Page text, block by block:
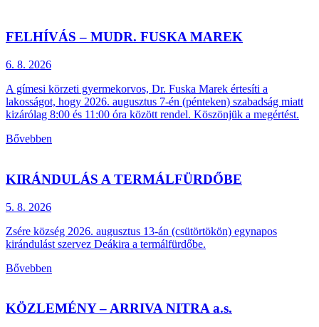
FELHÍVÁS – MUDR. FUSKA MAREK
6. 8. 2026
A gímesi körzeti gyermekorvos, Dr. Fuska Marek értesíti a
lakosságot, hogy 2026. augusztus 7-én (pénteken) szabadság miatt
kizárólag 8:00 és 11:00 óra között rendel. Köszönjük a megértést.
Bővebben
KIRÁNDULÁS A TERMÁLFÜRDŐBE
5. 8. 2026
Zsére község 2026. augusztus 13-án (csütörtökön) egynapos
kirándulást szervez Deákira a termálfürdőbe.
Bővebben
KÖZLEMÉNY – ARRIVA NITRA a.s.